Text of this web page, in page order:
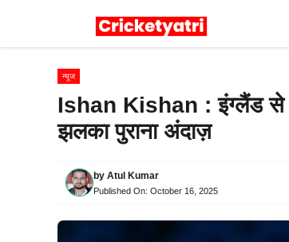
न्यूज
Ishan Kishan : इंग्लैंड से
झलका पुराना अंदाज़
by Atul Kumar
Published On: October 16, 2025